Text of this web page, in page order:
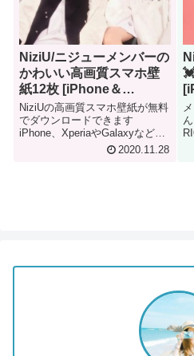
NiziU/ニジューメンバーの
かわいい高画質スマホ壁
紙12枚 [iPhone＆
Androidに対応]
NiziUの高画質スマホ壁紙が無料
でダウンロードできます
iPhone、XperiaやGalaxyなどの
Androidスマホに対応!! NiziU
iPhone & Android Smartphone
2020.11.28